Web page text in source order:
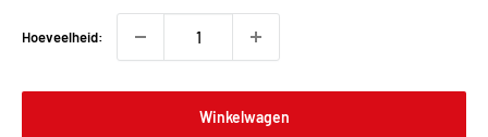
Hoeveelheid:
Winkelwagen